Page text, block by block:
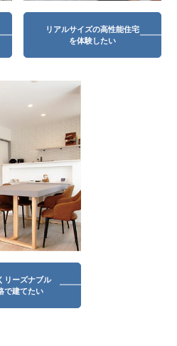
リアルサイズの高性能住宅
を体験したい
リーズナブル
で建てたい